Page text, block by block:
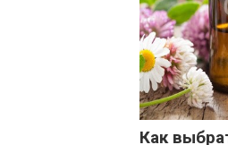
Как